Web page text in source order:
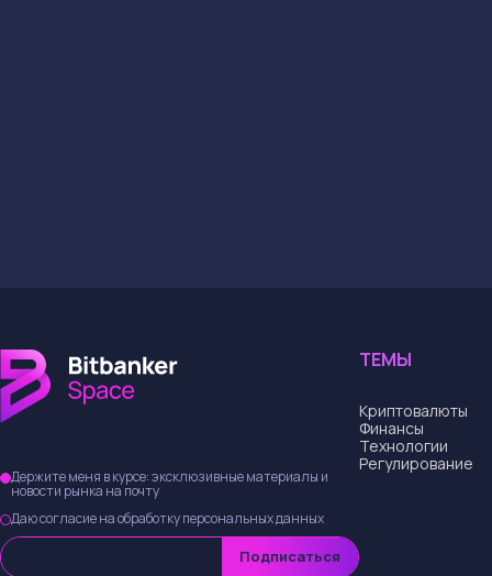
Держите меня в курсе: эксклюзивные материалы и
ТЕМЫ